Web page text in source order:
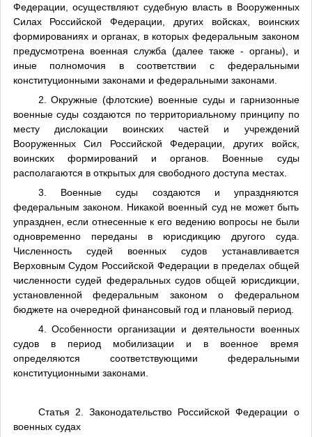
Федерации, осуществляют судебную власть в Вооруженных
Силах Российской Федерации, других войсках, воинских
формированиях и органах, в которых федеральным законом
предусмотрена военная служба (далее также - органы), и
иные полномочия в соответствии с федеральными
конституционными законами и федеральными законами.
2. Окружные (флотские) военные суды и гарнизонные
военные суды создаются по территориальному принципу по
месту дислокации воинских частей и учреждений
Вооруженных Сил Российской Федерации, других войск,
воинских формирований и органов. Военные суды
располагаются в открытых для свободного доступа местах.
3. Военные суды создаются и упраздняются
федеральным законом. Никакой военный суд не может быть
упразднен, если отнесенные к его ведению вопросы не были
одновременно переданы в юрисдикцию другого суда.
Численность судей военных судов устанавливается
Верховным Судом Российской Федерации в пределах общей
численности судей федеральных судов общей юрисдикции,
установленной федеральным законом о федеральном
бюджете на очередной финансовый год и плановый период.
4. Особенности организации и деятельности военных
судов в период мобилизации и в военное время
определяются соответствующими федеральными
конституционными законами.
Статья 2. Законодательство Российской Федерации о
военных судах